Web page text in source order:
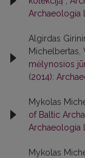
Archaeologia
Algirdas
Michelbertas,
mėlynosios
(2014):
Mykolas
of Baltic
Archaeologia
Mykolas